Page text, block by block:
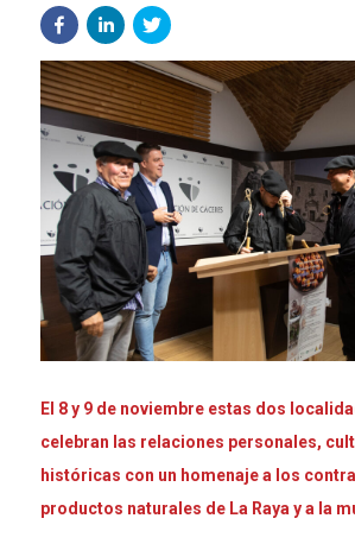
El 8 y 9 de noviembre estas dos
celebran las relaciones personales,
históricas con un homenaje a los
productos naturales de La Raya y a la